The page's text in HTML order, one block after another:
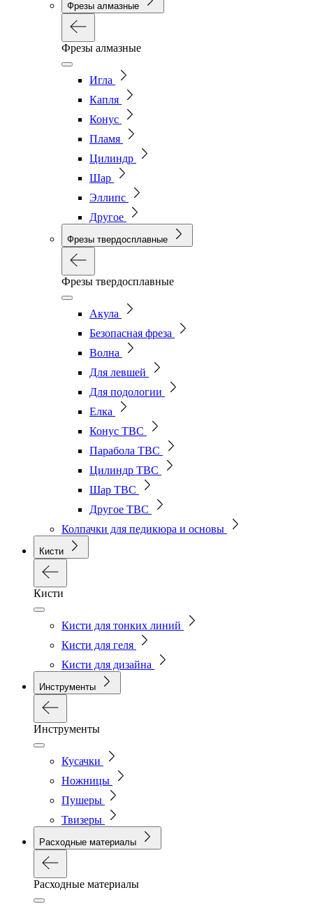
Фрезы алмазные
Фрезы алмазные
Игла
Капля
Конус
Пламя
Цилиндр
Шар
Эллипс
Другое
Фрезы твердосплавные
Фрезы твердосплавные
Акула
Безопасная фреза
Волна
Для левшей
Для подологии
Елка
Конус ТВС
Парабола ТВС
Цилиндр ТВС
Шар ТВС
Другое ТВС
Колпачки для педикюра и основы
Кисти
Кисти
Кисти для тонких линий
Кисти для геля
Кисти для дизайна
Инструменты
Инструменты
Кусачки
Ножницы
Пушеры
Твизеры
Расходные материалы
Расходные материалы